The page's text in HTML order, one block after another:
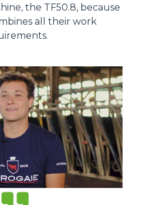
the TF50.8, because
all their work